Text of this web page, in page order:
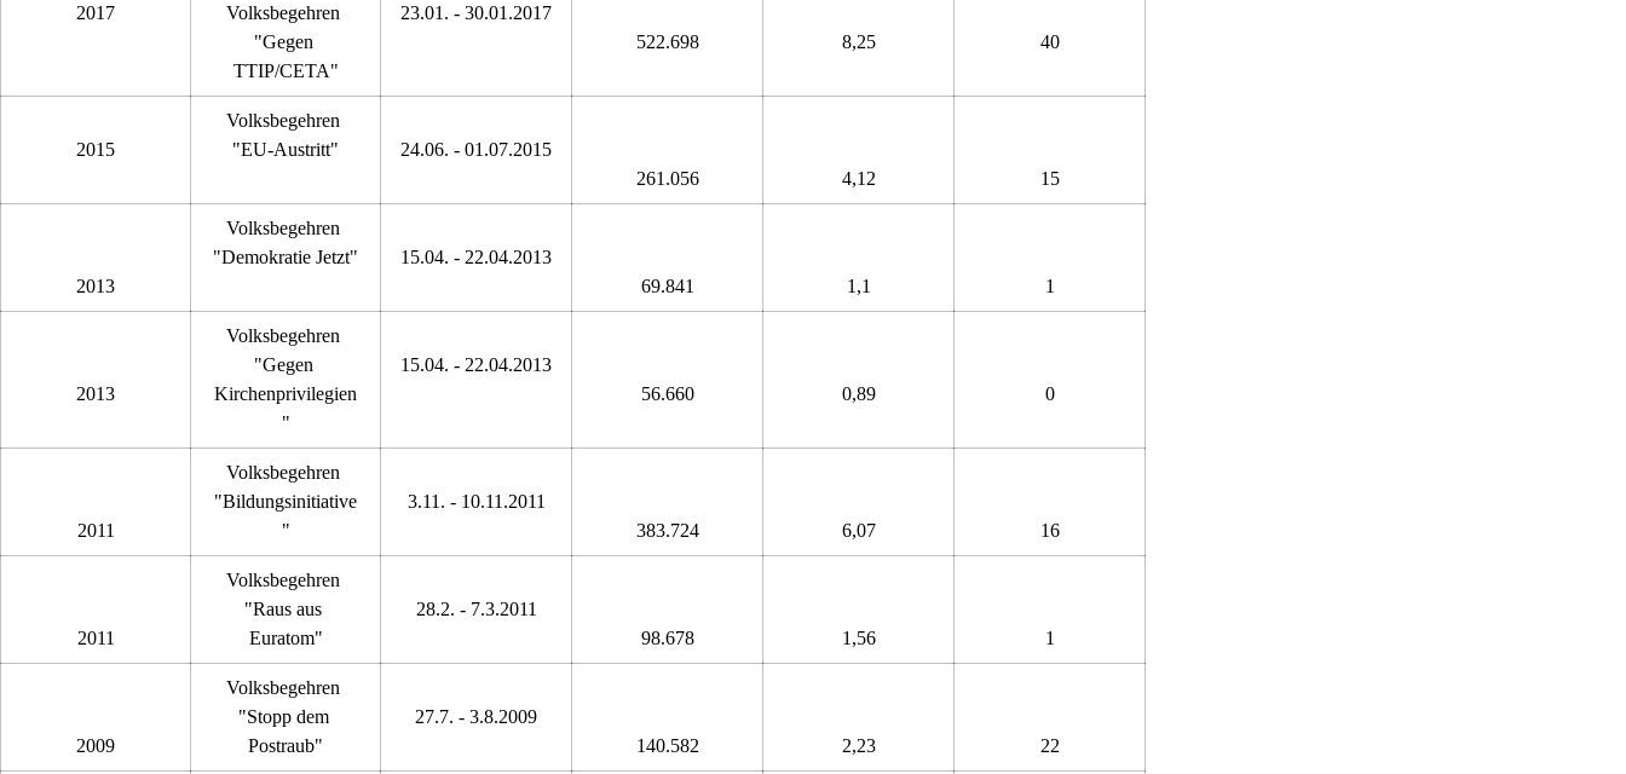
2017
Volksbegehren
"Gegen
TTIP/CETA"
23.01. - 30.01.2017
522.698
8,25 40
2015
Volksbegehren
"EU-Austritt"
24.06. - 01.07.2015
261.056
4,12 15
2013
Volksbegehren
"Demokratie Jetzt"
15.04. - 22.04.2013
69.841
1,1 1
2013
Volksbegehren
"Gegen
Kirchenprivilegien
"
15.04. - 22.04.2013
56.660
0,89 0
2011
Volksbegehren
"Bildungsinitiative
"
3.11. - 10.11.2011
383.724
6,07 16
2011
Volksbegehren
"Raus aus
Euratom"
28.2. - 7.3.2011
98.678
1,56 1
2009
Volksbegehren
"Stopp dem
Postraub"
27.7. - 3.8.2009
140.582
2,23 22